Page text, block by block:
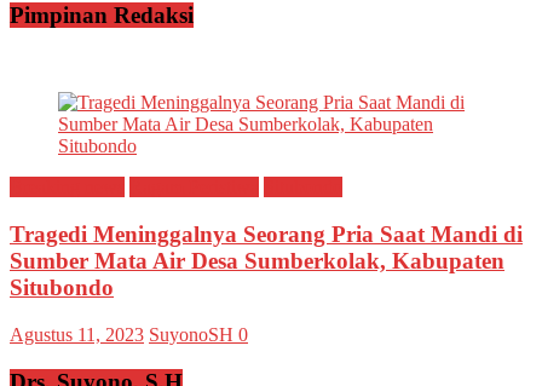
Pimpinan Redaksi
Tragedi Meninggalnya Seorang Pria Saat Mandi di
Sumber Mata Air Desa Sumberkolak, Kabupaten
Situbondo
Agustus 11, 2023 SuyonoSH 0